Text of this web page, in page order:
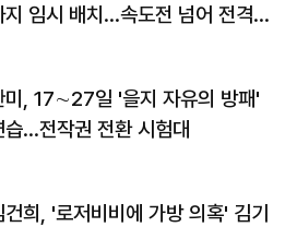
지 임시 배치…속도전 넘어 전격
미, 17∼27일 '을지 자유의 방패'
습…전작권 전환 시험대
건희, '로저비비에 가방 의혹' 김기